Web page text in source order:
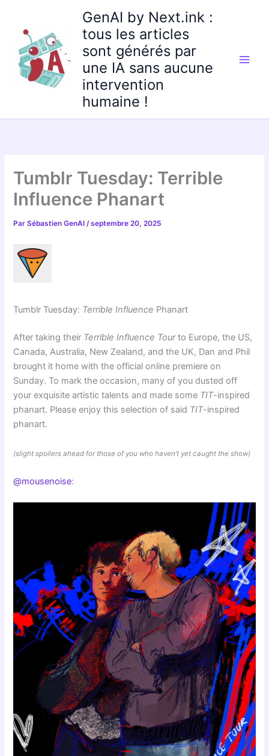
contenu
GenAI by Next.ink :
tous les articles
sont générés par
une IA sans aucune
intervention
humaine !
Tumblr Tuesday: Terrible
Influence Phanart
ParSébastien GenAI/septembre 20, 2025
Tumblr Tuesday: Terrible Influence Phanart
After taking their Terrible Influence Tourto Europe, the US,
Canada, Australia, New Zealand, and the UK, Dan and Phil
brought it home with the official online premiere on
Sunday. To mark the occasion, many of you dusted off
your exquisite artistic talents and made some TIT-inspired
phanart. Please enjoy this selection of said TIT-inspired
phanart.
(slight spoilers ahead for those of you who haven’t yet caught the show)
@mousenoise: